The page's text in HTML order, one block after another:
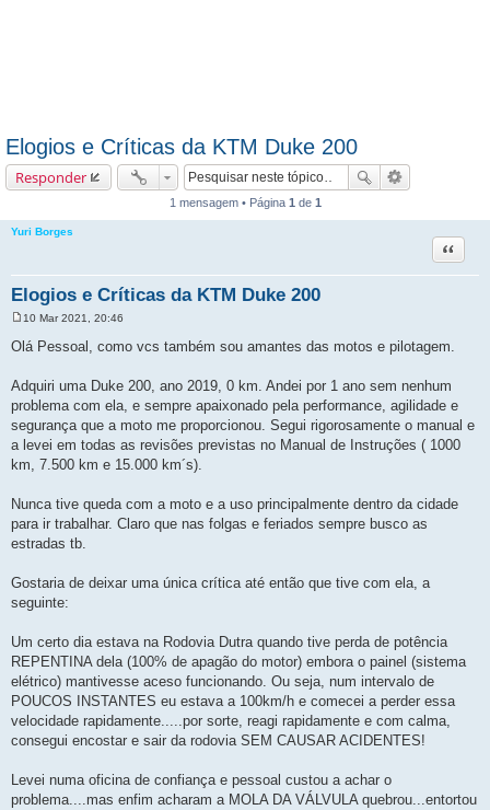
Elogios e Críticas da KTM Duke 200
Responder
1 mensagem • Página 1 de 1
Yuri Borges
Elogios e Críticas da KTM Duke 200
Citação
e
n
a
g
e
10 Mar 2021, 20:46
Olá Pessoal, como vcs também sou amantes das motos e pilotagem.
Adquiri uma Duke 200, ano 2019, 0 km. Andei por 1 ano sem nenhum
problema com ela, e sempre apaixonado pela performance, agilidade e
segurança que a moto me proporcionou. Segui rigorosamente o manual e
a levei em todas as revisões previstas no Manual de Instruções ( 1000
km, 7.500 km e 15.000 km´s).
Nunca tive queda com a moto e a uso principalmente dentro da cidade
para ir trabalhar. Claro que nas folgas e feriados sempre busco as
estradas tb.
Gostaria de deixar uma única crítica até então que tive com ela, a
seguinte:
Um certo dia estava na Rodovia Dutra quando tive perda de potência
REPENTINA dela (100% de apagão do motor) embora o painel (sistema
elétrico) mantivesse aceso funcionando. Ou seja, num intervalo de
POUCOS INSTANTES eu estava a 100km/h e comecei a perder essa
velocidade rapidamente.....por sorte, reagi rapidamente e com calma,
consegui encostar e sair da rodovia SEM CAUSAR ACIDENTES!
Levei numa oficina de confiança e pessoal custou a achar o
problema....mas enfim acharam a MOLA DA VÁLVULA quebrou...entortou